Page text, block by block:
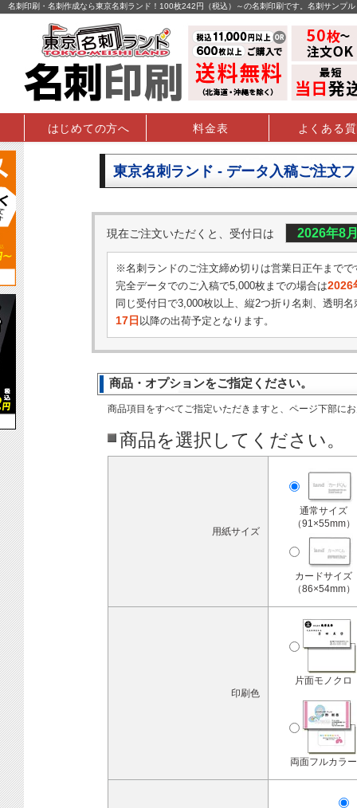
名刺印刷・名刺作成なら東京名刺ランド！100枚242円（税込）～の名刺印刷です。名刺サンプ
はじめての方へ 料金表 よくある
東京名刺ランド - データ入稿ご注文
現在ご注文いただくと、受付日は 2026年8
※名刺ランドのご注文締め切りは営業日正午までで
完全データでのご入稿で5,000枚までの場合は2026
同じ受付日で3,000枚以上、縦2つ折り名刺、透明名
17日 以降の出荷予定となります。
商品・オプションをご指定ください。
商品項目をすべてご指定いただきますと、ページ下部に
商品を選択してください。
用紙サイズ
通常サイズ
（91×55mm）
カードサイズ
（86×54mm）
印刷色
片面モノクロ
両面フルカラー